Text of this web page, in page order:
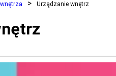
Urządzanie wnętrz